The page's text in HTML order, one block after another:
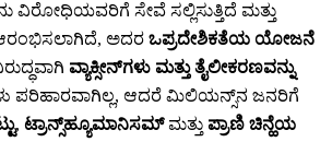
ವಿರೋಧಿಯವರಿಗೆ ಸೇವೆ ಸಲ್ಲಿಸುತ್ತಿದೆ ಮತ್ತು
ಆರಂಭಿಸಲಾಗಿದೆ, ಅದರ ಒಪ್ರದೇಶಿಕತೆಯ ಯೋಜನೆ
ವ್ಯಾಕ್ಸೀನ್‌‌ಗಳು ಮತ್ತು ತೈಲೀಕರಣವನ್ನು
ಪರಿಹಾರವಾಗಿಲ್ಲ, ಆದರೆ ಮಿಲಿಯನ್ಸ್‌ನ ಜನರಿಗೆ
, ಟ್ರಾನ್ಸ್‌‌ಹ್ಯೂಮಾನಿಸಮ್‌ಮತ್ತು ಪ್ರಾಣಿ ಚಿನ್ಹೆಯ